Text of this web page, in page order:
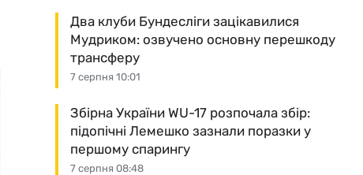
7 серпня 10:01
Два клуби Бундесліги зацікавилися
Мудриком: озвучено основну перешкоду
трансферу
7 серпня 08:48
Збірна України WU-17 розпочала збір:
підопічні Лемешко зазнали поразки у
першому спарингу